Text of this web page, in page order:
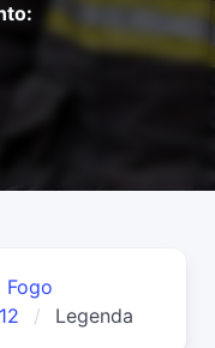
Fogo
Legenda